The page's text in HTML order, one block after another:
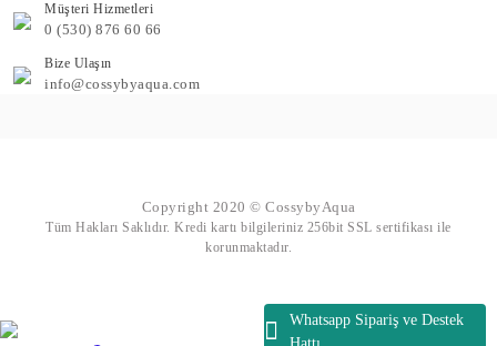
Whatsapp Sipariş ve Destek
Müşteri Hizmetleri
0 (530) 876 60 66
Bize Ulaşın
info@cossybyaqua.com
Copyright 2020 © CossybyAqua
Tüm Hakları Saklıdır. Kredi kartı bilgileriniz 256bit SSL sertifikası ile
korunmaktadır.